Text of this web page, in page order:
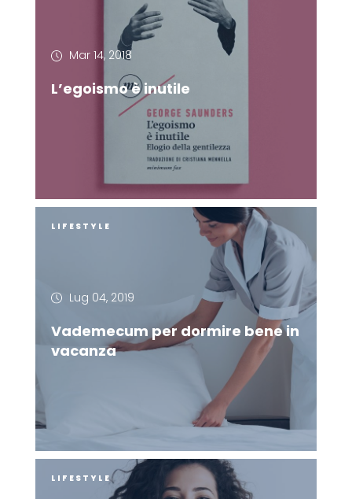
Mar 14, 2018
L’egoismo è inutile
LIFESTYLE
Lug 04, 2019
Vademecum per dormire bene in
vacanza
LIFESTYLE